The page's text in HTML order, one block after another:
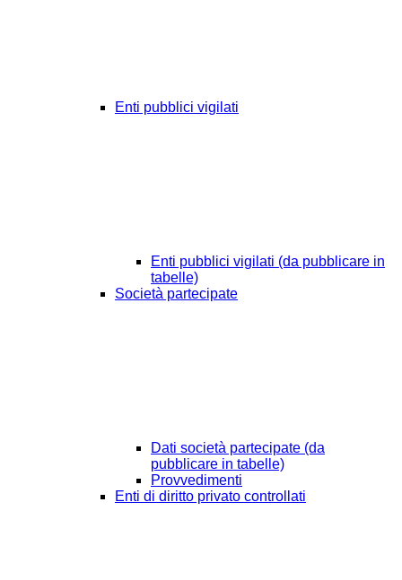
Enti pubblici vigilati
Enti pubblici vigilati (da pubblicare in
tabelle)
Società partecipate
Dati società partecipate (da
pubblicare in tabelle)
Provvedimenti
Enti di diritto privato controllati